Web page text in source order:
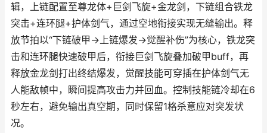
辑，上链配置至尊龙体+巨剑飞旋+金龙剑，下链组合铁龙
突击+连环腿+护体剑气，通过空地衔接实现无缝输出。释
放节拍以“下链破甲→上链爆发→觉醒补伤”为核心，铁龙突
击和连环腿快速破甲后，衔接巨剑飞旋叠加破甲buff，再
释放金龙剑打出终结爆发，觉醒技能可穿插在护体剑气无
人能敌帧中，瞬间提高攻击力并回血。控制技能链冷却在6
秒左右，避免输出真空期，同时保留1格杀意应对突发状
况。